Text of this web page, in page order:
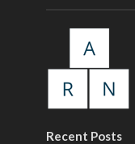
Recent Posts